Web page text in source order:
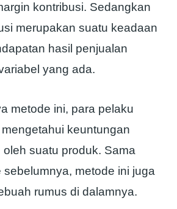
kontribusi. Sedangkan
merupakan suatu keadaan
hasil penjualan
yang ada.
metode ini, para pelaku
keuntungan
suatu produk. Sama
sebelumnya, metode ini juga
rumus di dalamnya.